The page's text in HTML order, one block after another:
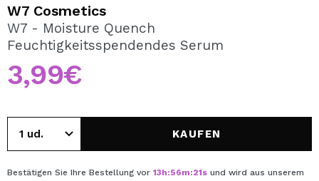
REGISTRIEREN
Durch die Erstellung eines Kontos bei Maquillalia.de
können Sie Ihre Einkäufe schnell tätigen, den Status Ihrer
Bestellungen überprüfen und Ihre bisherigen Vorgänge
einsehen.
BENUTZERKONTO ERSTELLEN
W7 Cosmetics
W7 - Moisture Quench
Feuchtigkeitsspendendes Serum
3,99€
KAUFEN
Bestätigen Sie Ihre Bestellung vor 13h:56m:21s und wird aus unserem